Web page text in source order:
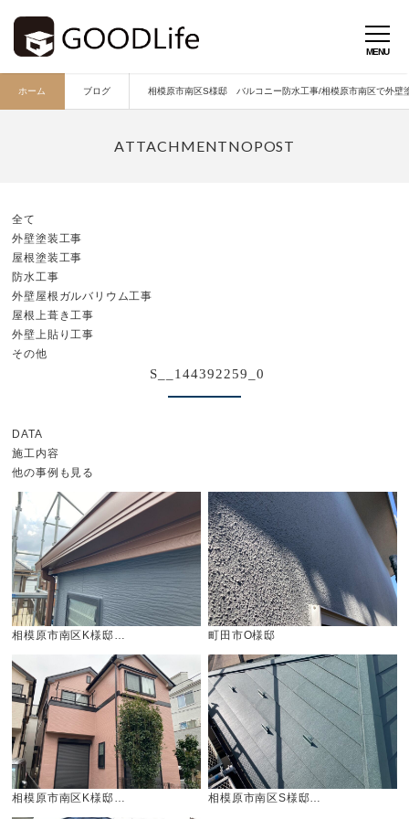
ホーム ブログ 相模原市南区S様邸 バルコニー防水工事/相模原市南区で外壁
全て
外壁塗装工事
屋根塗装工事
防水工事
外壁屋根ガルバリウム工事
屋根上葺き工事
外壁上貼り工事
その他
S__144392259_0
DATA
施工内容
他の事例も見る
相模原市南区K様邸… 町田市O様邸
相模原市南区K様邸… 相模原市南区S様邸…